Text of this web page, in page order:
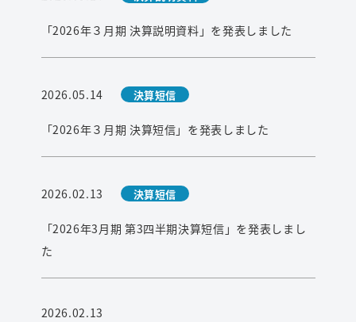
検索
「2026年３月期 決算説明資料」を発表しました
2026.05.14 決算短信
「2026年３月期 決算短信」を発表しました
2026.02.13 決算短信
「2026年3月期 第3四半期決算短信」を発表しまし
た
2026.02.13